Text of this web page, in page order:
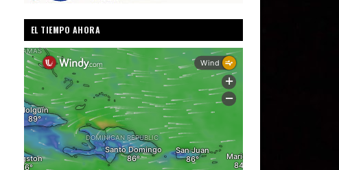
EL TIEMPO AHORA